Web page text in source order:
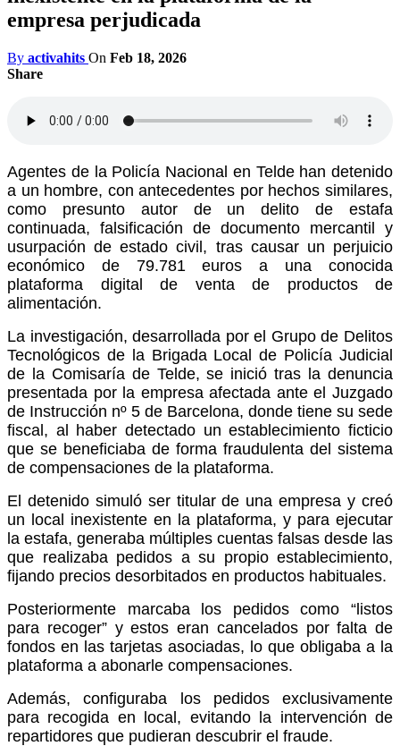
empresa perjudicada
By activahits On Feb 18, 2026
Share
Agentes de la Policía Nacional en Telde han detenido
a un hombre, con antecedentes por hechos similares,
como presunto autor de un delito de estafa
continuada, falsificación de documento mercantil y
usurpación de estado civil, tras causar un perjuicio
económico de 79.781 euros a una conocida
plataforma digital de venta de productos de
alimentación.
La investigación, desarrollada por el Grupo de Delitos
Tecnológicos de la Brigada Local de Policía Judicial
de la Comisaría de Telde, se inició tras la denuncia
presentada por la empresa afectada ante el Juzgado
de Instrucción nº 5 de Barcelona, donde tiene su sede
fiscal, al haber detectado un establecimiento ficticio
que se beneficiaba de forma fraudulenta del sistema
de compensaciones de la plataforma.
El detenido simuló ser titular de una empresa y creó
un local inexistente en la plataforma, y para ejecutar
la estafa, generaba múltiples cuentas falsas desde las
que realizaba pedidos a su propio establecimiento,
fijando precios desorbitados en productos habituales.
Posteriormente marcaba los pedidos como “listos
para recoger” y estos eran cancelados por falta de
fondos en las tarjetas asociadas, lo que obligaba a la
plataforma a abonarle compensaciones.
Además, configuraba los pedidos exclusivamente
para recogida en local, evitando la intervención de
repartidores que pudieran descubrir el fraude.